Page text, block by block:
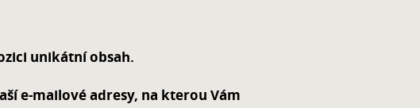
unikátní obsah.
e-mailové adresy, na kterou Vám